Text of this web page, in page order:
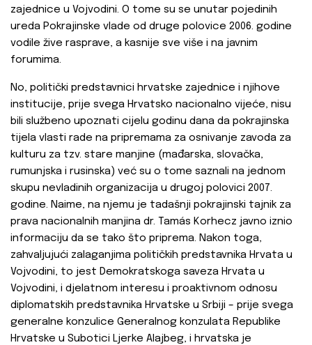
zajednice u Vojvodini. O tome su se unutar pojedinih
ureda Pokrajinske vlade od druge polovice 2006. godine
vodile žive rasprave, a kasnije sve više i na javnim
forumima.
No, politički predstavnici hrvatske zajednice i njihove
institucije, prije svega Hrvatsko nacionalno vijeće, nisu
bili službeno upoznati cijelu godinu dana da pokrajinska
tijela vlasti rade na pripremama za osnivanje zavoda za
kulturu za tzv. stare manjine (mađarska, slovačka,
rumunjska i rusinska) već su o tome saznali na jednom
skupu nevladinih organizacija u drugoj polovici 2007.
godine. Naime, na njemu je tadašnji pokrajinski tajnik za
prava nacionalnih manjina dr. Tamás Korhecz javno iznio
informaciju da se tako što priprema. Nakon toga,
zahvaljujući zalaganjima političkih predstavnika Hrvata u
Vojvodini, to jest Demokratskoga saveza Hrvata u
Vojvodini, i djelatnom interesu i proaktivnom odnosu
diplomatskih predstavnika Hrvatske u Srbiji – prije svega
generalne konzulice Generalnog konzulata Republike
Hrvatske u Subotici Ljerke Alajbeg, i hrvatska je